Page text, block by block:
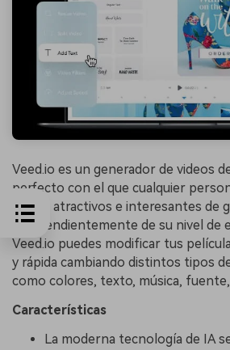
Veed.io es un generador de videos
perfecto con el que cualquier
videos atractivos e interesantes de
independientemente de su nivel de
Veed.io puedes modificar tus
y rápida cambiando distintos tipos
como colores, texto, música,
Características
La moderna tecnología de IA